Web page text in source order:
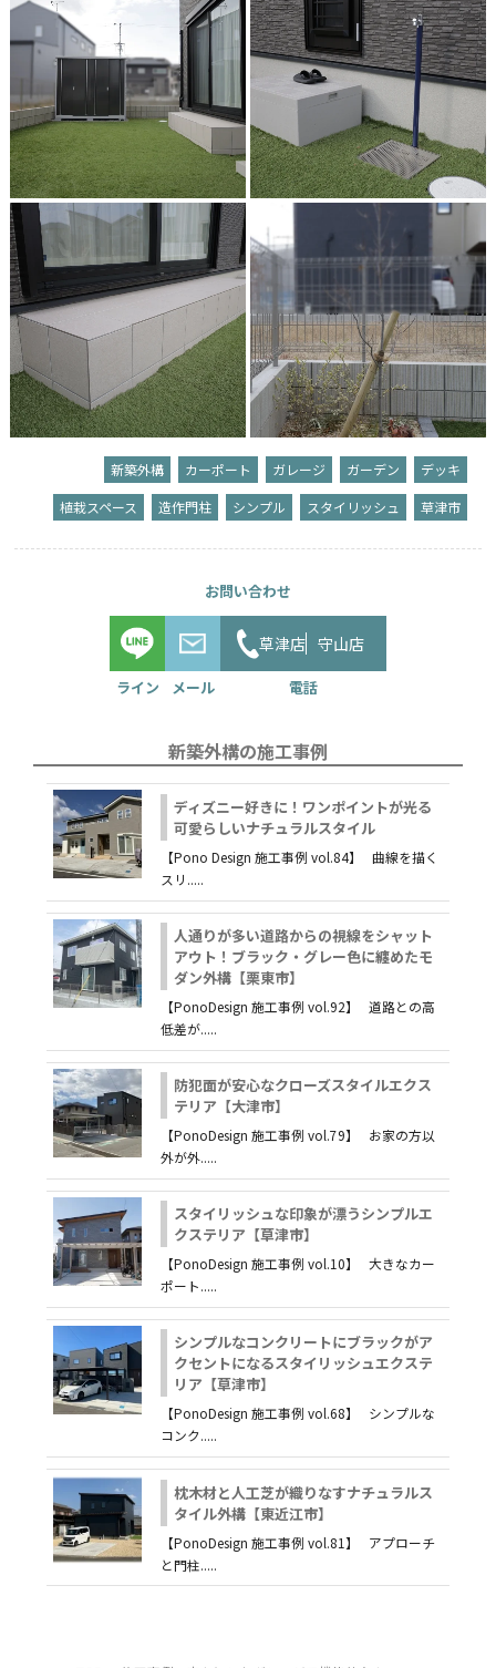
新築外構 カーポート ガレージ ガーデン
デッキ
植栽スペース
造作門柱 シンプル スタイリッシュ 草津市
草津店 守山店
新築外構の施工事例
ディズニー好きに！ワンポイントが光る
可愛らしいナチュラルスタイル
【Pono Design 施工事例 vol.84】 曲線を描く
スリ.....
人通りが多い道路からの視線をシャット
アウト！ブラック・グレー色に纏めたモ
ダン外構【栗東市】
【PonoDesign 施工事例 vol.92】 道路との高
低差が.....
防犯面が安心なクローズスタイルエクス
テリア【大津市】
【PonoDesign 施工事例 vol.79】 お家の方以
外が外.....
スタイリッシュな印象が漂うシンプルエ
クステリア【草津市】
【PonoDesign 施工事例 vol.10】 大きなカー
ポート.....
シンプルなコンクリートにブラックがア
クセントになるスタイリッシュエクステ
リア【草津市】
【PonoDesign 施工事例 vol.68】 シンプルな
コンク.....
枕木材と人工芝が織りなすナチュラルス
タイル外構【東近江市】
【PonoDesign 施工事例 vol.81】 アプローチ
と門柱.....